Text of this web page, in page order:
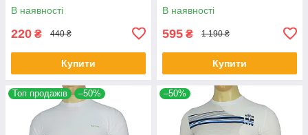
В наявності
220 ₴ 440 ₴
Купити
В наявності
595 ₴ 1 190 ₴
Купити
Топ продажів –50% –50%